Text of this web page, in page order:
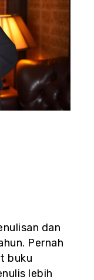
dan
Pernah
buku
lebih